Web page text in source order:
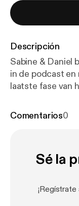
Descripción
Sabine & Daniel
in de podcast en
laatste fase van
Wat gebeurde er
Comentarios0
Sé la